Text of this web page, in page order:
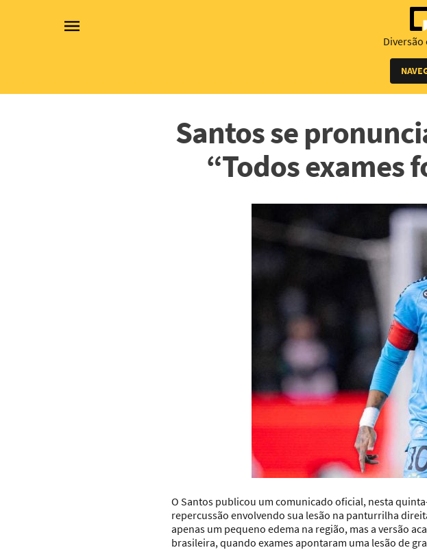
Santos se
“Todos exames
O Santos publicou um comunicado oficial, nesta
repercussão envolvendo sua lesão na panturrilha
apenas um pequeno edema na região, mas a versão
brasileira, quando exames apontaram uma lesão de